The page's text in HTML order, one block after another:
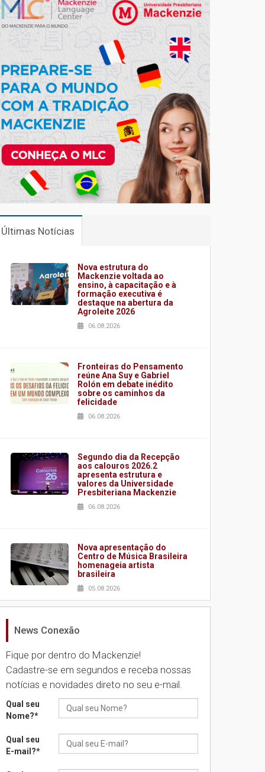
Últimas Notícias
Nova estrutura do
Mackenzie voltada ao
ensino, à capacitação e à
formação executiva é
destaque na abertura da
Agroleite 2026
06.08.2026
Fronteiras do Pensamento
reúne Ana Suy e Gabriel
Rolón em debate inédito
sobre os caminhos da
felicidade
06.08.2026
Segundo dia da Recepção
aos calouros 2026.2
apresenta estrutura e
valores da Universidade
Presbiteriana Mackenzie
06.08.2026
Nova apresentação do
Centro de Música Brasileira
homenageia artista
brasileira
05.08.2026
Universidade Mackenzie
Seminário discute desafios
das novas tecnologias em
sistemas solares
04.08.2026
News Conexão
Fique por dentro do Mackenzie!
Cadastre-se em segundos e receba nossas
notícias e novidades direto no seu e-mail.
Qual seu
Nome?*
Qual seu
E-mail?*